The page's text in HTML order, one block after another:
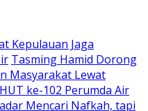
Kepulauan Jaga
Tasming Hamid Dorong
Masyarakat Lewat
ke-102 Perumda Air
Mencari Nafkah, tapi